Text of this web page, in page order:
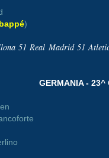
)
51 Real Madrid 51
GERMANIA - 23^